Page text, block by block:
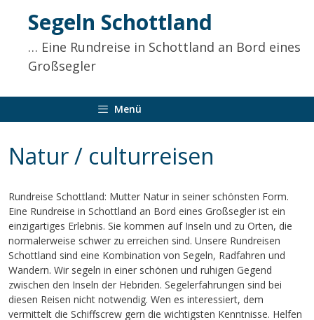
springenSegeln Schottland
… Eine Rundreise in Schottland an Bord eines
Großsegler
Menü
Natur / culturreisen
Rundreise Schottland: Mutter Natur in seiner schönsten Form.
Eine Rundreise in Schottland an Bord eines Großsegler ist ein
einzigartiges Erlebnis. Sie kommen auf Inseln und zu Orten, die
normalerweise schwer zu erreichen sind. Unsere Rundreisen
Schottland sind eine Kombination von Segeln, Radfahren und
Wandern. Wir segeln in einer schönen und ruhigen Gegend
zwischen den Inseln der Hebriden. Segelerfahrungen sind bei
diesen Reisen nicht notwendig. Wen es interessiert, dem
vermittelt die Schiffscrew gern die wichtigsten Kenntnisse. Helfen